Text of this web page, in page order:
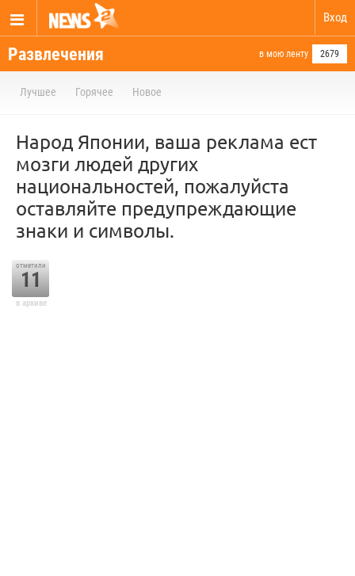
Вход
Развлечения в мою ленту 2679
Лучшее Горячее Новое
Народ Японии, ваша реклама ест
мозги людей других
национальностей, пожалуйста
оставляйте предупреждающие
знаки и символы.
отметили
11
в архиве